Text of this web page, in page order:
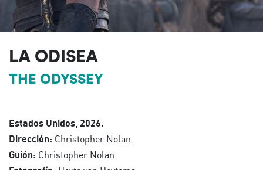
LA ODISEA
THE ODYSSEY
Estados Unidos, 2026.
Dirección: Christopher Nolan.
Guión: Christopher Nolan.